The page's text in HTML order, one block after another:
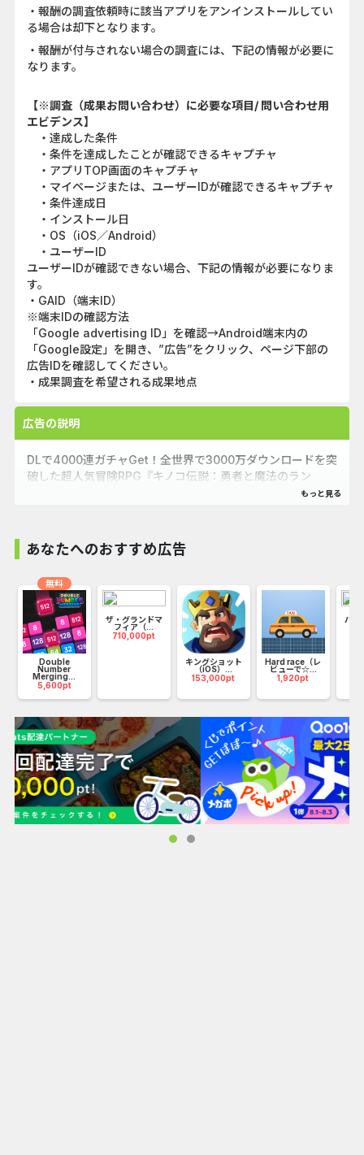
・報酬の調査依頼時に該当アプリをアンインストールしてい
る場合は却下となります。
・報酬が付与されない場合の調査には、下記の情報が必要に
なります。
【※調査（成果お問い合わせ）に必要な項目/ 問い合わせ用
エビデンス】
・達成した条件
・条件を達成したことが確認できるキャプチャ
・アプリTOP画面のキャプチャ
・マイページまたは、ユーザーIDが確認できるキャプチャ
・条件達成日
・インストール日
・OS（iOS／Android）
・ユーザーID
ユーザーIDが確認できない場合、下記の情報が必要になりま
す。
・GAID（端末ID）
※端末IDの確認方法
「Google advertising ID」を確認→Android端末内の
「Google設定」を開き、”広告”をクリック、ページ下部の
広告IDを確認してください。
・成果調査を希望される成果地点
広告の説明
DLで4000連ガチャGet！全世界で3000万ダウンロードを突
破した超人気冒険RPG『キノコ伝説：勇者と魔法のラン
100年前、キノコ一族の勇者が魔王と壮絶な戦いを繰り広
げ、多大な犠牲を払って、女神様が魔法のランプの力で魔王
100年後、魔王の封印が解かれようとしています。深い眠り
から目覚めた勇者は、女神様が残してくれたランプの力を使
って強くなり、再び魔王を打ち負かさなければなりません。
【放置でステージを進める、爽快なガチャ体験】
放置機能で自動的にステージが進むので、ゲームの進行を常
プして豪華な装備報酬を得ることで、爽快なガチャ体験を味
わうことができます。指先一つで、簡単に伝説級の装備や最
高品質のステータスを手に入れましょう！
【自由な職業変更、超進化】
キノコは冒険の過程で自由に職業を変えることができ、戦闘
のニーズや戦略に応じて適切な職業を選ぶことができます。
あなたへのおすすめ広告
Double
Number
Merging...
5,600pt
無料
ザ・グランドマ
フィア（...
710,000pt
キングショット
（iOS）...
153,000pt
Hard race（レ
ビューで☆...
1,920pt
パズ